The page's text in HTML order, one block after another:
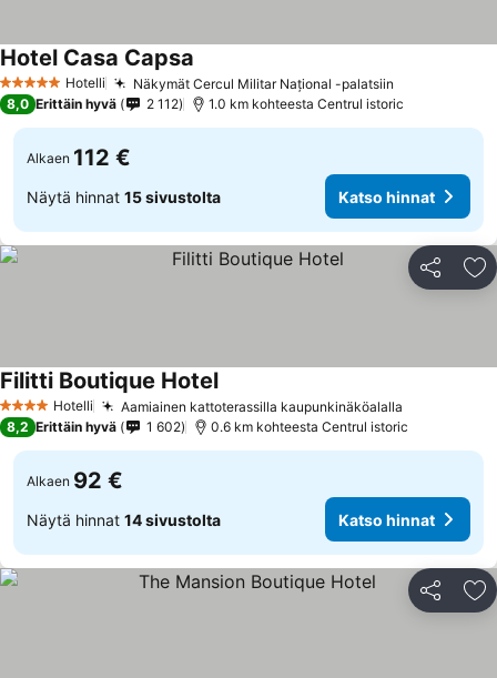
5 Tähtiluokitus
Hotelli Näkymät Cercul Militar Național -palatsiin
Hotel Casa Capsa
8,0 Erittäin hyvä 2 112 1.0 km kohteesta Centrul istoric
Alkaen 112 €
Näytä hinnat 15 sivustolta Katso hinnat
Jaa
4 Tähtiluokitus
Hotelli Aamiainen kattoterassilla kaupunkinäköalalla
Filitti Boutique Hotel
8,2 Erittäin hyvä 1 602 0.6 km kohteesta Centrul istoric
Alkaen 92 €
Näytä hinnat 14 sivustolta Katso hinnat
Jaa